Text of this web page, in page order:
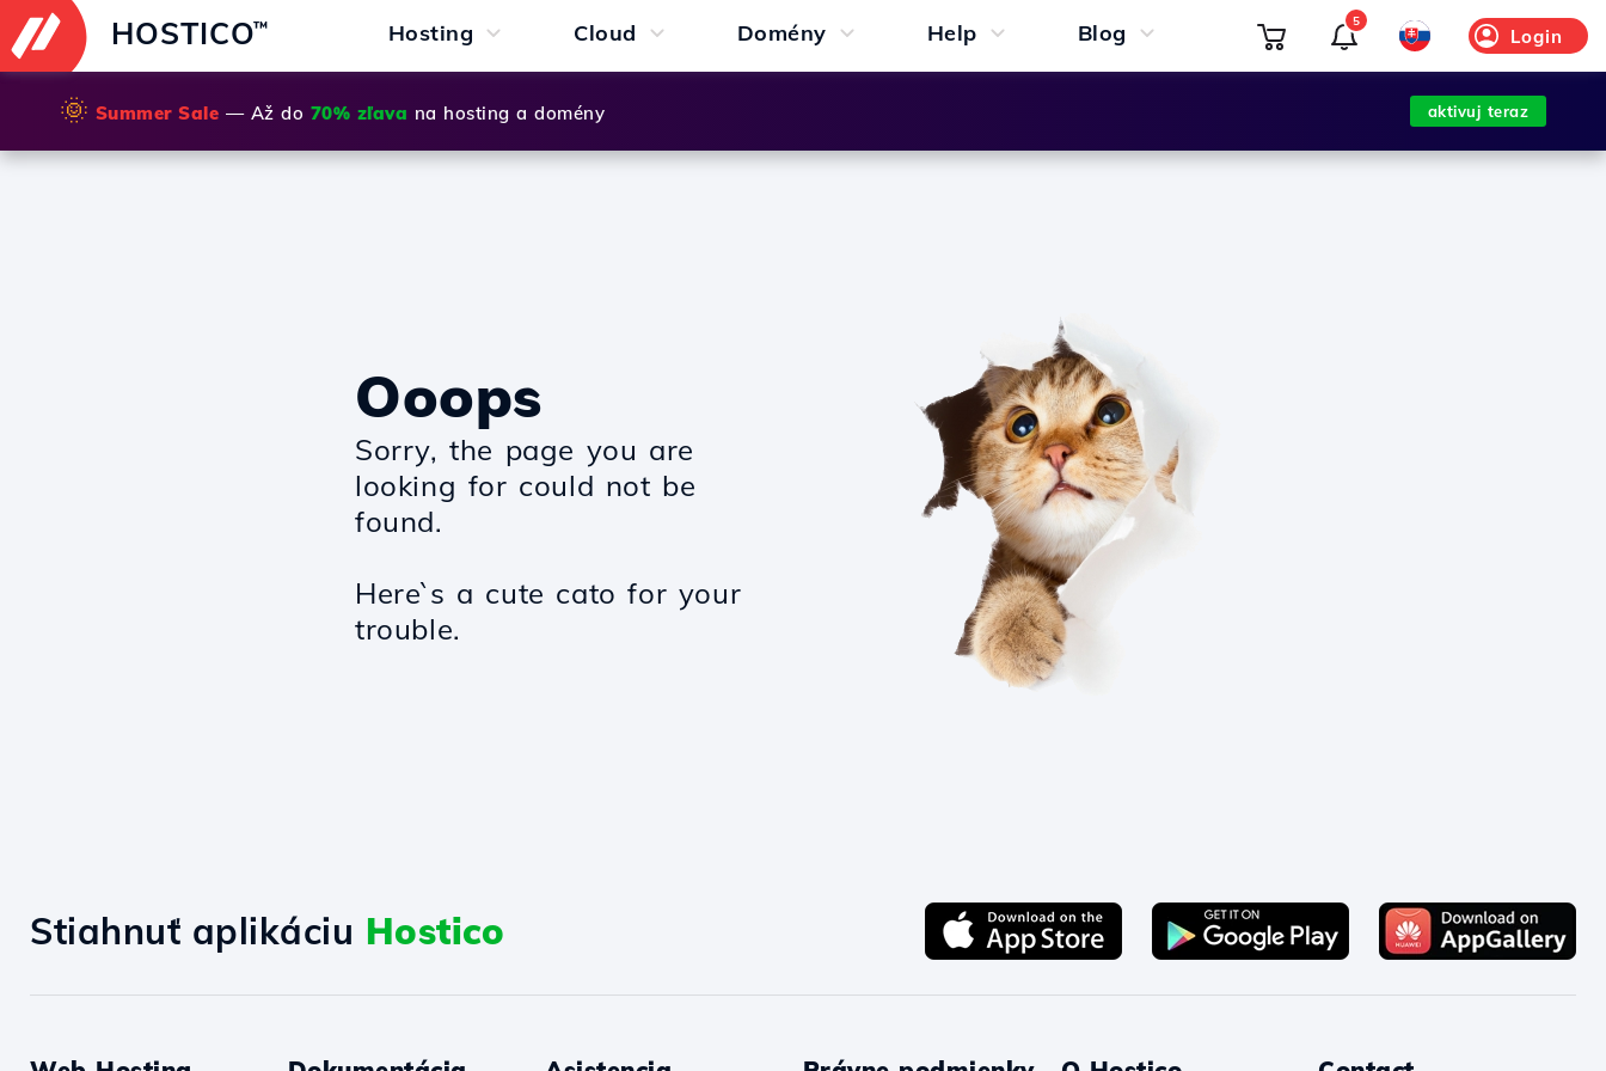
HOSTICO™ Hosting Cloud Domény Help Blog Login
5
🌞 Summer Sale — Až do 70% zľava na hosting a domény aktivuj teraz
Ooops
Sorry, the page you are
looking for could not be
found.
Here`s a cute cato for your
trouble.
Stiahnuť aplikáciu Hostico